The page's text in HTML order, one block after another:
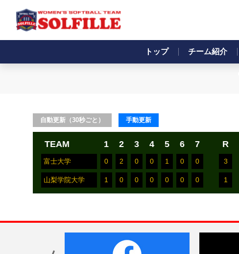
トップ チーム紹介
自動更新（30秒ごと） 手動更新
TEAM 1 2 3 4 5 6 7 R
富士大学 0 2 0 0 1 0 0 3
山梨学院大学 1 0 0 0 0 0 0 1